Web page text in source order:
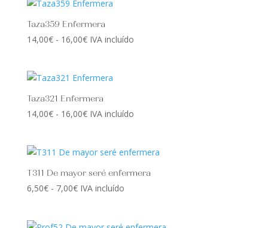
Taza359 Enfermera
14,00€ - 16,00€Rango
desde
IVA incluído
Taza321 Enfermera
14,00€ - 16,00€Rango
desde
14,00€
hasta
IVA incluído
T311 De mayor seré enfermera
6,50€ - 7,00€Rango
IVA incluído